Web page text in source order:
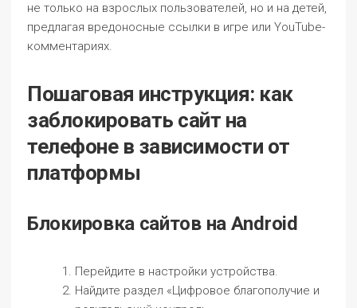
не только на взрослых пользователей, но и на детей,
предлагая вредоносные ссылки в игре или YouTube-
комментариях.
Пошаговая инструкция: как
заблокировать сайт на
телефоне в зависимости от
платформы
Блокировка сайтов на Android
Перейдите в настройки устройства.
Найдите раздел «Цифровое благополучие и